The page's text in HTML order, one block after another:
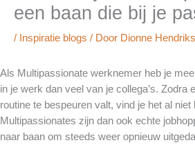
een baan die bij je
/ Inspiratie blogs / Door Dionne Hendriks
Als Multipassionate werknemer heb je
in je werk dan veel van je collega’s. Zodra
routine te bespeuren valt, vind je het al niet
Multipassionates zijn dan ook echte
naar baan om steeds weer opnieuw